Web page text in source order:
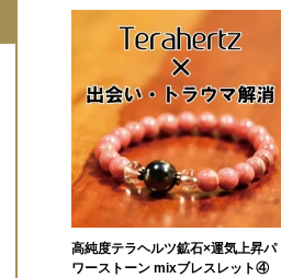
高純度テラヘルツ鉱石×運気上昇パ
ワーストーン mixブレスレット④